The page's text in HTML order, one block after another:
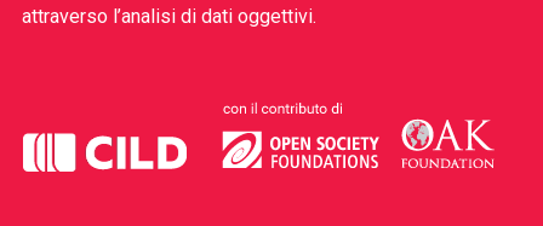
attraverso l’analisi di dati oggettivi.